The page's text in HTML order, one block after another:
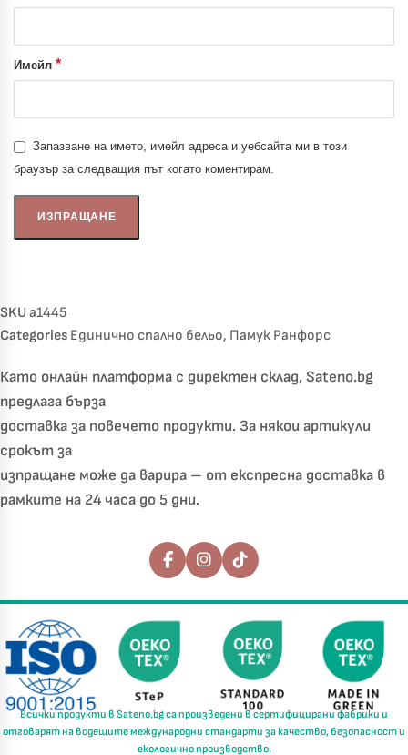
Имейл *
Запазване на името, имейл адреса и уебсайта ми в този
браузър за следващия път когато коментирам.
SKUa1445
Categories Единично спално бельо, Памук Ранфорс
Като онлайн платформа с директен склад, Sateno.bg
предлага бърза
доставка за повечето продукти. За някои артикули
срокът за
изпращане може да варира – от експресна доставка в
рамките на 24 часа до 5 дни.
Последвайте ни
Всички продукти в Sateno.bgса произведени всертифицирани фабрики и
отговарят на водещите международни стандарти закачество, безопасност и
екологично производство.